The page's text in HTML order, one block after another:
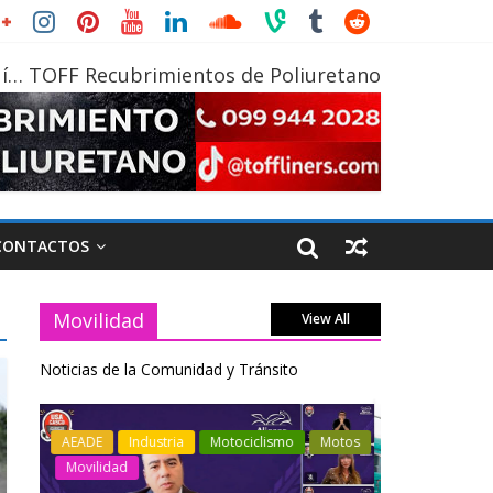
TOFF Recubrimientos de Poliuretano
Movilidad View All
Noticias de la Comunidad y Tránsito
Industria Movilidad
Transporte
Varios